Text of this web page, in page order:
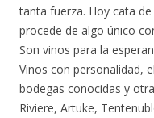
tanta fuerza. Hoy cata
procede de algo único
Son vinos para la
Vinos con personalidad,
bodegas conocidas y
Riviere, Artuke,